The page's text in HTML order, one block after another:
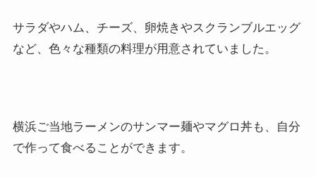
サラダやハム、チーズ、卵焼きやスクランブルエッグ
など、色々な種類の料理が用意されていました。
横浜ご当地ラーメンのサンマー麺やマグロ丼も、自分
で作って食べることができます。